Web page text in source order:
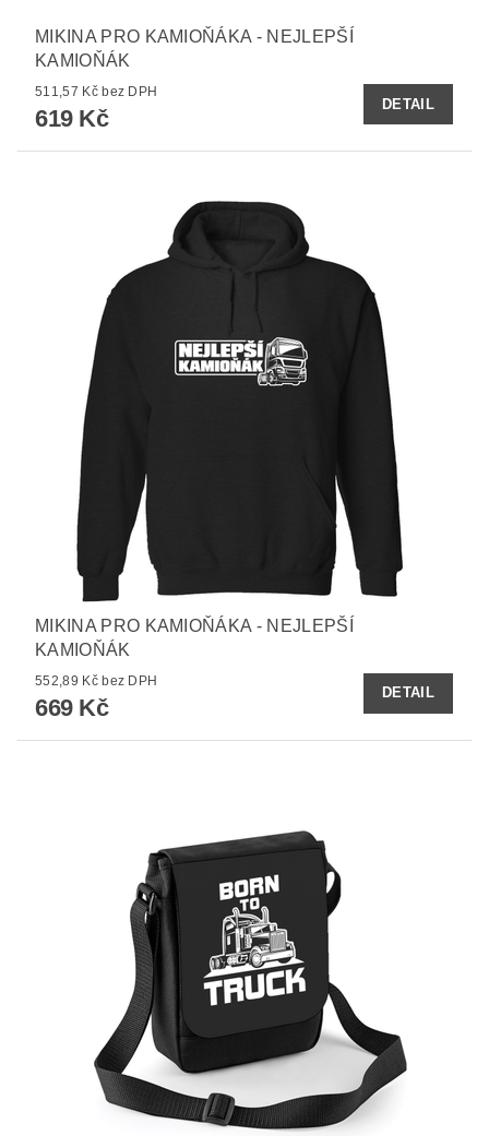
MIKINA PRO KAMIOŇÁKA - NEJLEPŠÍ
KAMIOŇÁK
511,57 Kč bez DPH
619 Kč
DETAIL
MIKINA PRO KAMIOŇÁKA - NEJLEPŠÍ
KAMIOŇÁK
552,89 Kč bez DPH
669 Kč
DETAIL